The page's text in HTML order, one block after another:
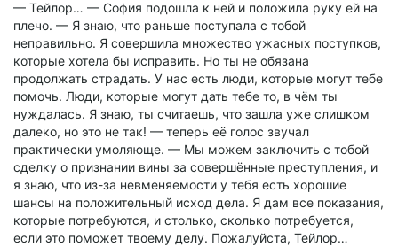
— Тейлор… — София подошла к ней и положила руку ей на
плечо. — Я знаю, что раньше поступала с тобой
неправильно. Я совершила множество ужасных поступков,
которые хотела бы исправить. Но ты не обязана
продолжать страдать. У нас есть люди, которые могут тебе
помочь. Люди, которые могут дать тебе то, в чём ты
нуждалась. Я знаю, ты считаешь, что зашла уже слишком
далеко, но это не так! — теперь её голос звучал
практически умоляюще. — Мы можем заключить с тобой
сделку о признании вины за совершённые преступления, и
я знаю, что из-за невменяемости у тебя есть хорошие
шансы на положительный исход дела. Я дам все показания,
которые потребуются, и столько, сколько потребуется,
если это поможет твоему делу. Пожалуйста, Тейлор…